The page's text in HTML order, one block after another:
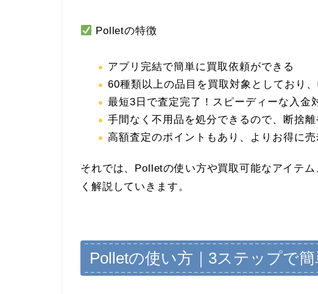
Polletの特徴
アプリ完結で簡単に買取依頼ができる
60種類以上の品目を買取対象としており
最短3日で査定完了！スピーディーな入金
手間なく不用品を処分できるので、断捨
高額査定のポイントもあり、よりお得に売
それでは、Polletの使い方や買取可能なアイテ
く解説していきます。
Polletの使い方｜3ステップで簡